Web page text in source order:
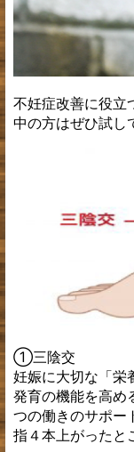
不妊症改善に役立
中の方はぜひ試し
①三陰交
妊娠に大切な「栄
発育の機能を高め
つの働きのサポー
指４本上がったと